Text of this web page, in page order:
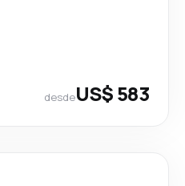
desdeUS$ 583